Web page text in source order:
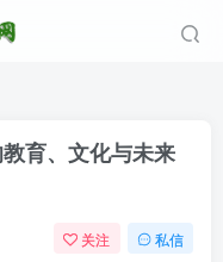
育、文化与未来
关注 私信